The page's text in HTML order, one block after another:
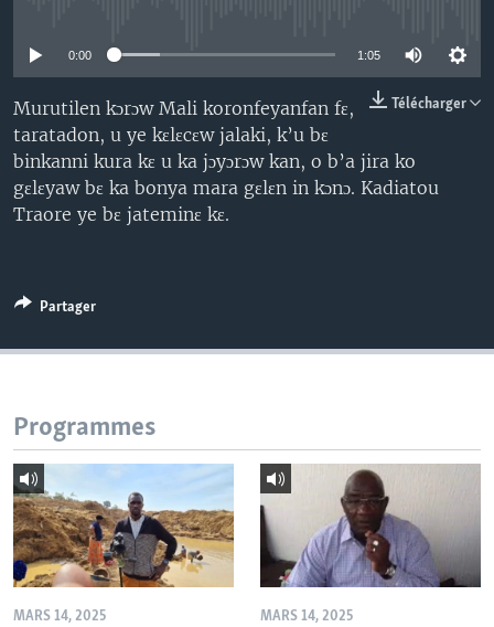
0:00 1:05
Télécharger
Murutilen kɔrɔw Mali koronfeyanfan fɛ,
taratadon, u ye kɛlɛcɛw jalaki, k’u bɛ
binkanni kura kɛ u ka jɔyɔrɔw kan, o b’a jira ko
gɛlɛyaw bɛ ka bonya mara gɛlɛn in kɔnɔ. Kadiatou
Traore ye bɛ jateminɛ kɛ.
Partager
Programmes
MARS 14, 2025 MARS 14, 2025